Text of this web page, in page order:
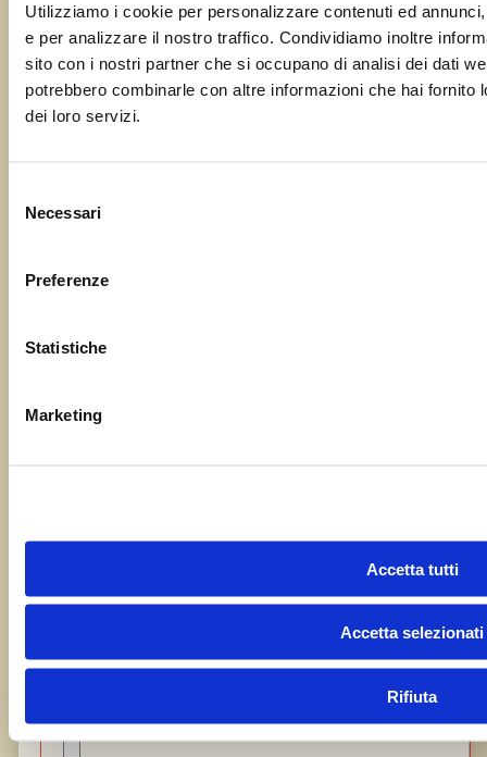
Utilizziamo i cookie per personalizzare contenuti ed
e per analizzare il nostro traffico. Condividiamo inoltre
sito con i nostri partner che si occupano di analisi dei dati
potrebbero combinarle con altre informazioni che hai fornito
dei loro servizi.
delNecessari
Preferenze
Statistiche
Marketing
Accetta tutti
Accetta selezionati
Rifiuta
Il tuo nome
La tua email
Il tuo messaggio